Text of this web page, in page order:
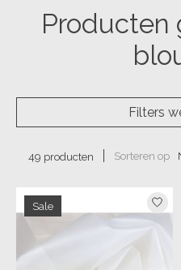
Producten
Filters
49 producten Sorteren op
Sale